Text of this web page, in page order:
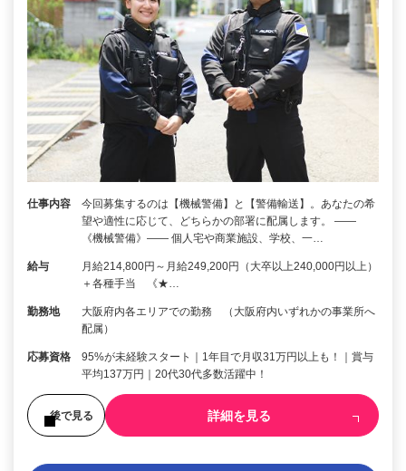
仕事内容
今回募集するのは【機械警備】と【警備輸送】。あなたの希
望や適性に応じて、どちらかの部署に配属します。 ――
《機械警備》―― 個人宅や商業施設、学校、一…
給与
月給214,800円～月給249,200円（大卒以上240,000円以上）
＋各種手当 《★…
勤務地
大阪府内各エリアでの勤務 （大阪府内いずれかの事業所へ
配属）
応募資格
95%が未経験スタート｜1年目で月収31万円以上も！｜賞与
平均137万円｜20代30代多数活躍中！
後で見る 詳細を見る